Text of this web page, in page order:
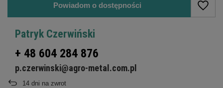
Powiadom o dostępności
Patryk Czerwiński
+ 48 604 284 876
p.czerwinski@agro-metal.com.pl
14 dni na zwrot